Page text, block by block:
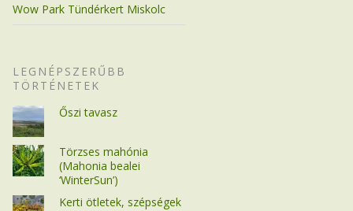
Wow Park Tündérkert Miskolc
LEGNÉPSZERŰBB
TÖRTÉNETEK
Őszi tavasz
Törzses mahónia
(Mahonia bealei
‘WinterSun’)
Kerti ötletek, szépségek